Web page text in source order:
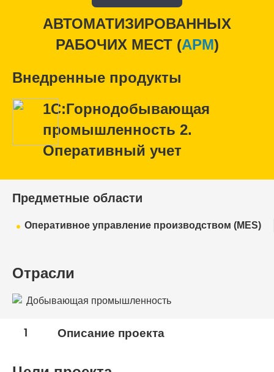
АВТОМАТИЗИРОВАННЫХ
РАБОЧИХ МЕСТ (APM)
Внедренные продукты
1С:Горнодобывающая
промышленность 2.
Оперативный учет
Предметные области
Оперативное управление производством (MES)
Отрасли
Добывающая промышленность
1 Описание проекта